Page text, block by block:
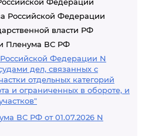
Российской Федерации
власти РФ
Пленума ВС РФ
Федерации N
дел, связанных с
отдельных категорий
и ограниченных в обороте, и
ВС РФ от 01.07.2026 N